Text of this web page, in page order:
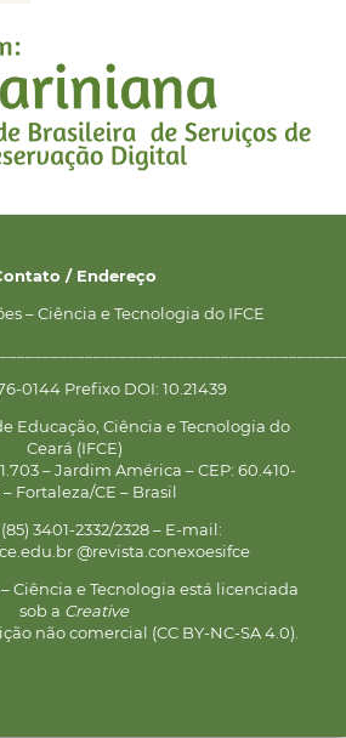
/ Endereço
– Ciência e Tecnologia do IFCE
0144 Prefixo DOI: 10.21439
Educação, Ciência e Tecnologia do
Ceará (IFCE)
– Jardim América – CEP: 60.410-
– Fortaleza/CE – Brasil
3401-2332/2328 – E-mail:
@revista.conexoesifce
Ciência e Tecnologia está licenciada
sob a Creative
não comercial (CC BY-NC-SA 4.0).